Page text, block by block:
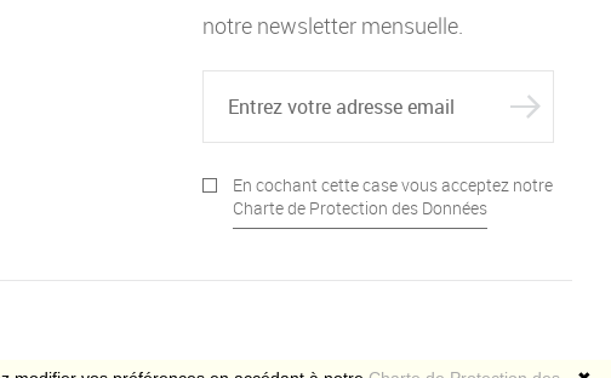
notre newsletter mensuelle.
En cochant cette case vous acceptez notre
Charte de Protection des Données